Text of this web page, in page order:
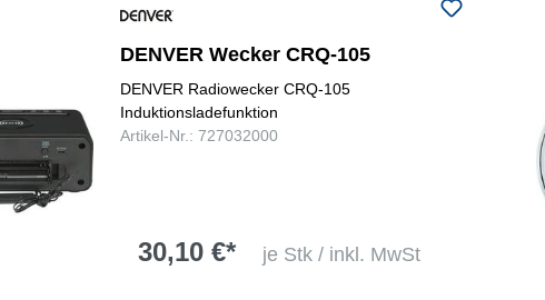
DENVER Wecker CRQ-105
DENVER Radiowecker CRQ-105
Induktionsladefunktion
Artikel-Nr.: 727032000
30,10 €* je Stk / inkl. MwSt